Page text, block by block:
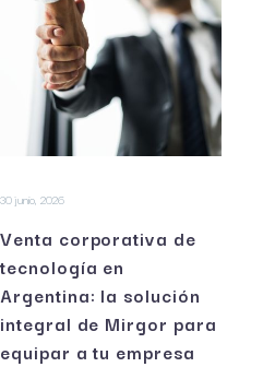
30 junio, 2026
Venta corporativa de
tecnología en
Argentina: la solución
integral de Mirgor para
equipar a tu empresa